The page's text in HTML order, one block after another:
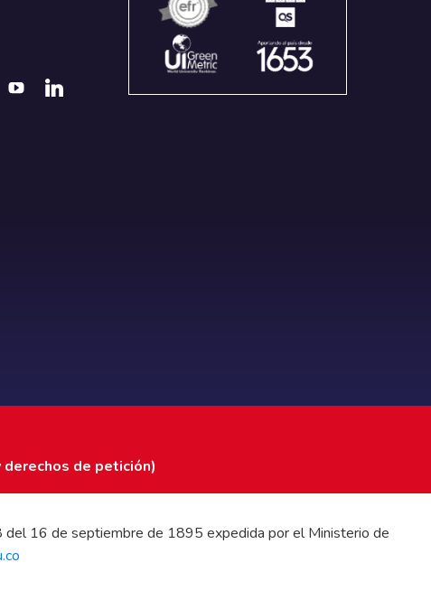
de petición)
del 16 de septiembre de 1895 expedida por el Ministerio de